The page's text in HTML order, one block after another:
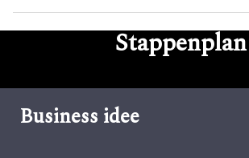
Stappenplan
Business idee